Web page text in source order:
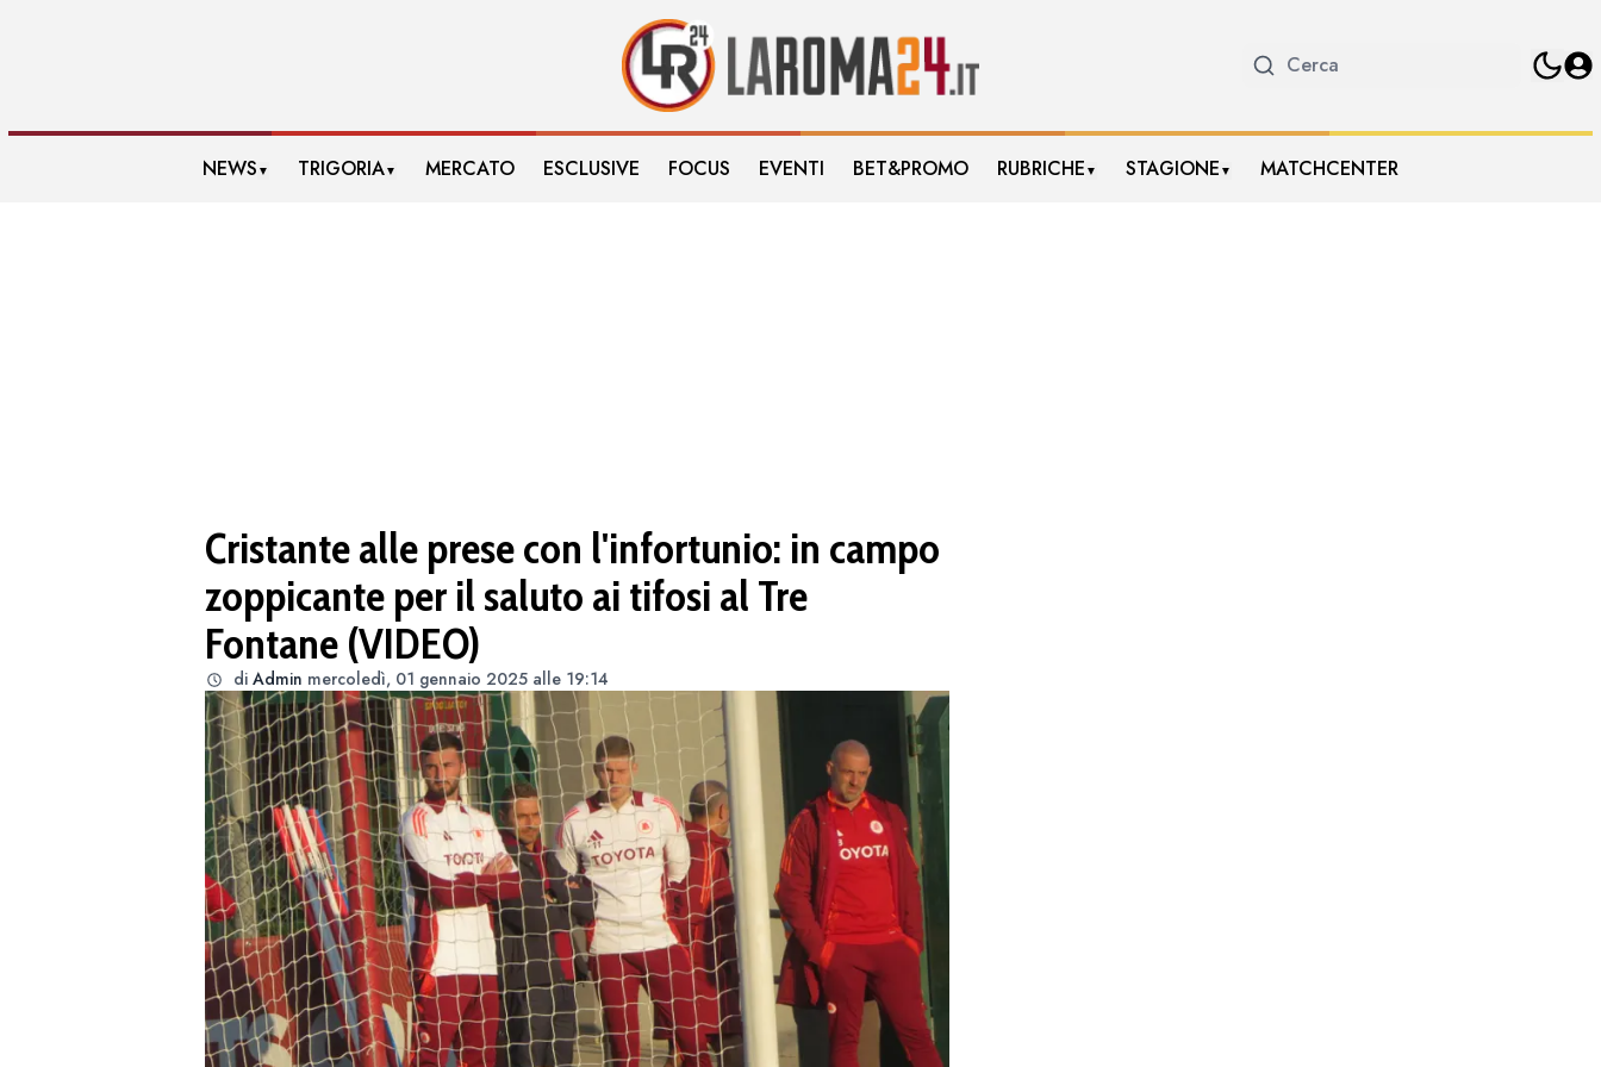
NEWS ▼ TRIGORIA▼ MERCATO ESCLUSIVE FOCUS EVENTI BET&PROMO RUBRICHE ▼ STAGIONE ▼ MATCHCENTER
Cristante alle prese con l'infortunio: in campo
zoppicante per il saluto ai tifosi al Tre
Fontane (VIDEO)
di Admin mercoledì, 01 gennaio 2025 alle 19:14